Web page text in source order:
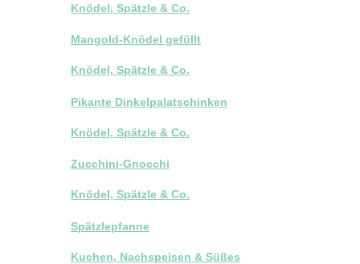
Knödel, Spätzle & Co.
Mangold-Knödel gefüllt
Knödel, Spätzle & Co.
Pikante Dinkelpalatschinken
Knödel, Spätzle & Co.
Zucchini-Gnocchi
Knödel, Spätzle & Co.
Spätzlepfanne
Kuchen, Nachspeisen & Süßes